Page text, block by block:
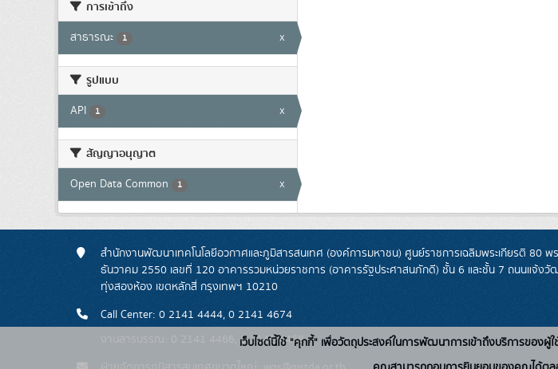
การเข้าถึง
สาธารณะ 1 x
รูปแบบ
API 1 x
สัญญาอนุญาต
Open Data Common 1 x
สำนักงานพัฒนาเทคโนโลยีอวกาศและภูมิสารสนเทศ (องค์การมหาชน) ศูนย์ราชการเฉลิมพระเกียรติ 80 พ
ธันวาคม 2550 เลขที่ 120 อาคารรวมหน่วยราชการ (อาคารรัฐประศาสนภักดี) ชั้น 6 และชั้น 7 ถนนแจ้งวั
ทุ่งสองห้อง เขตหลักสี่ กรุงเทพฯ 10210
Call Center: 0 2141 4444, 0 2141 4674
งานสารบรรณ: 0 2141 4466, 0 2141 4468เว็บไซต์นี้ใช้ "คุกกี้" เพื่อวัตถุประสงค์ในการพัฒนาการเข้าถึงบริการของ